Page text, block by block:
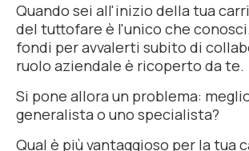
Quando sei all'inizio della tua
del tuttofare è l'unico che
fondi per avvalerti subito di
ruolo aziendale è ricoperto da te.
Si pone allora un problema:
generalista o uno specialista?
Qual è più vantaggioso per la tua